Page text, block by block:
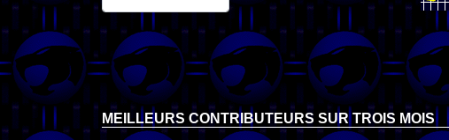
MEILLEURS CONTRIBUTEURS SUR TROIS MOIS